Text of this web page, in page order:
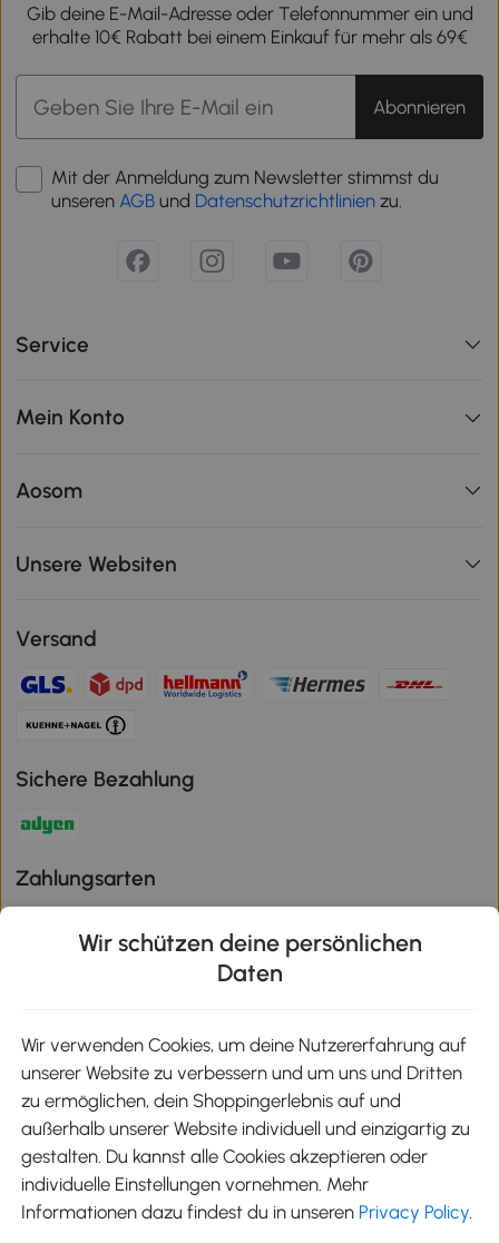
Gib deine E-Mail-Adresse oder Telefonnummer ein und
erhalte 10€ Rabatt bei einem Einkauf für mehr als 69€
Abonnieren
Mit der Anmeldung zum Newsletter stimmst du
unseren AGB und Datenschutzrichtlinien zu.
Service
Mein Konto
Aosom
Unsere Websiten
Versand
Sichere Bezahlung
Zahlungsarten
Aosom-App
Google Play
Wir schützen deine persönlichen
Daten
Wir verwenden Cookies, um deine Nutzererfahrung auf
unserer Website zu verbessern und um uns und Dritten
zu ermöglichen, dein Shoppingerlebnis auf und
außerhalb unserer Website individuell und einzigartig zu
gestalten. Du kannst alle Cookies akzeptieren oder
individuelle Einstellungen vornehmen. Mehr
Informationen dazu findest du in unseren Privacy Policy.